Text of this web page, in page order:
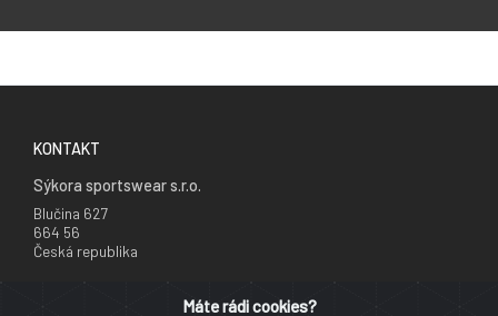
KONTAKT
Sýkora sportswear s.r.o.
Blučina 627
664 56
Česká republika
Máte rádi cookies?